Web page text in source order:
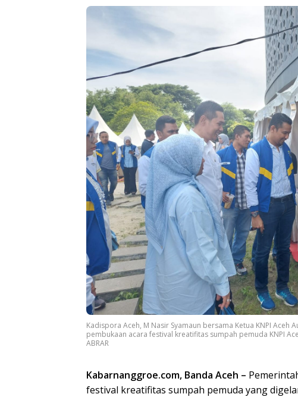
Kadispora Aceh, M Nasir Syamaun bersama Ketua KNPI Aceh
pembukaan acara festival kreatifitas sumpah pemuda KNPI
ABRAR
Kabarnanggroe.com, Banda Aceh –
festival kreatifitas sumpah pemuda yang